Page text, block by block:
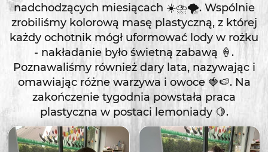
nadchodzących miesiącach ☀️⛈️🌪️. Wspólnie
zrobiliśmy kolorową masę plastyczną, z której
każdy ochotnik mógł uformować lody w rożku
- nakładanie było świetną zabawą 🍦.
Poznawaliśmy również dary lata, nazywając i
omawiając różne warzywa i owoce 🍓🍉. Na
zakończenie tygodnia powstała praca
plastyczna w postaci lemoniady 🍋.